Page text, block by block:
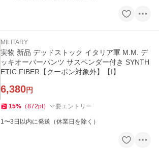
MILITARY
実物 新品 デッドストック イタリア軍 M.M. デ
ッキオーバーパンツ サスペンダー付き SYNTH
ETIC FIBER【クーポン対象外】【I】
6,380円
15% （872pt） 要エントリー
1〜3日以内に発送（休業日を除く）